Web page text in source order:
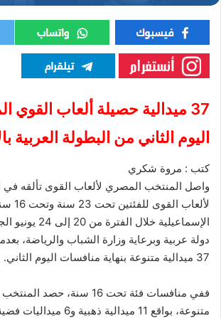
37 ميدالية حصيلة ألعاب القوي
اليوم الثاني من البطولة العربية
كتب : مروة شكري
واصل المنتخب المصري لألعاب القوى تألقه في
دولة عربية وبرعاية وزارة الشباب والرياضة،
37 ميدالية متنوعة بنهاية منافسات اليوم الثاني.